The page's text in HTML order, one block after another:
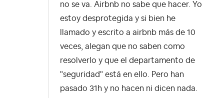
no se va. Airbnb no sabe que hacer. Yo
estoy desprotegida y si bien he
llamado y escrito a airbnb más de 10
veces, alegan que no saben como
resolverlo y que el departamento de
"seguridad" está en ello. Pero han
pasado 31h y no hacen ni dicen nada.